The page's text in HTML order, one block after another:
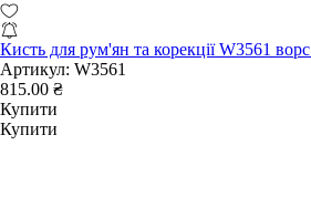
Кисть для рум'ян та корекції W3561
Артикул: W3561
815.00 ₴
Купити
Купити